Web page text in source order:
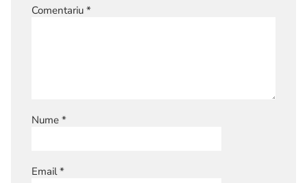
Comentariu *
Nume *
Email*